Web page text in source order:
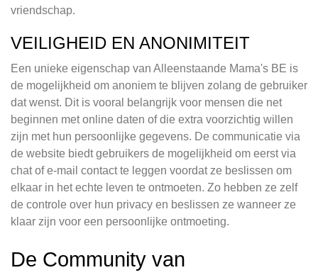
vriendschap.
VEILIGHEID EN ANONIMITEIT
Een unieke eigenschap van Alleenstaande Mama's BE is
de mogelijkheid om anoniem te blijven zolang de gebruiker
dat wenst. Dit is vooral belangrijk voor mensen die net
beginnen met online daten of die extra voorzichtig willen
zijn met hun persoonlijke gegevens. De communicatie via
de website biedt gebruikers de mogelijkheid om eerst via
chat of e-mail contact te leggen voordat ze beslissen om
elkaar in het echte leven te ontmoeten. Zo hebben ze zelf
de controle over hun privacy en beslissen ze wanneer ze
klaar zijn voor een persoonlijke ontmoeting.
De Community van